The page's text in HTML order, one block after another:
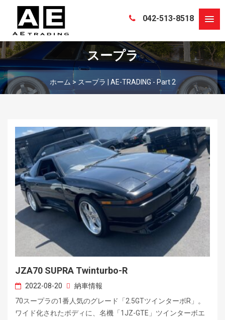
042-513-8518
スープラ
ホーム > スープラ | AE-TRADING - Part 2
JZA70 SUPRA Twinturbo-R
2022-08-20
納車情報
70スープラの1番人気のグレード「2.5GTツインターボR」。
ワイド化されたボディに、名機「1JZ-GTE」ツインターボエ